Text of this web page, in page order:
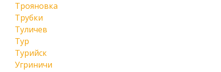
Трояновка
Трубки
Туличев
Тур
Турийск
Угриничи